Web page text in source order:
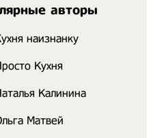
авторы
наизнанку
Кухня
Калинина
Матвей